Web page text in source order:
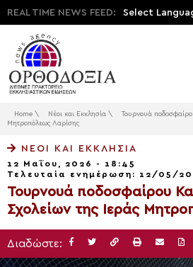
REAL TIME NEWS FEED: Select
Home \ Νέοι και Εκκλησία \
Τουρνουά
Μητροπόλεως Λαρίσης
ΝΈΟΙ ΚΑΙ ΕΚΚΛΗΣΊΑ
12 Μαΐου, 2026 - 18:45
Τελευταία ενημέρωση: 12/05/
Τουρνουά ποδοσφαίρου
Σχολείων της Ιεράς
Διαδώστε: